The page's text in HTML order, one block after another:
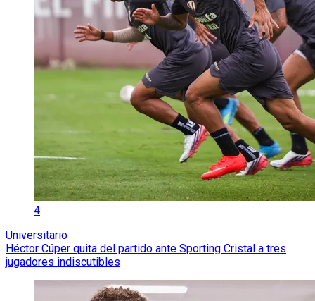
4
Universitario
Héctor Cúper quita del partido ante Sporting Cristal a tres
jugadores indiscutibles